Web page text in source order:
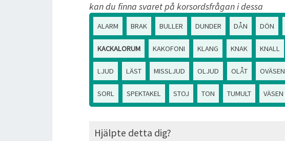
kan du finna svaret på korsordsfrågan i dessa
ALARM BRAK BULLER DUNDER DÅN DÖN
KACKALORUM KAKOFONI KLANG KNAK KNALL
LJUD LÄST MISSLJUD OLJUD OLÅT OVÄSEN
SORL SPEKTAKEL STOJ TON TUMULT VÄSEN
Hjälpte detta dig?